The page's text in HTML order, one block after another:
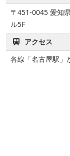
〒451-0045 愛知
ル5F
アクセス
各線「名古屋駅」